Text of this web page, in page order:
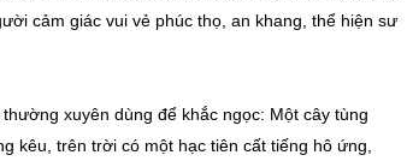
cảm giác vui vẻ phúc thọ, an khang, thể hiện sư
xuyên dùng để khắc ngọc: Một cây tùng
kêu, trên trời có một hạc tiên cất tiếng hô ứng,